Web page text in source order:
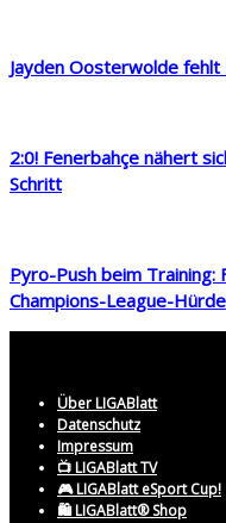
Jayden Oosterwolde fehlt
2:0! Fenerbahçe nähert
Schritt
Pyro-Push beim Training:
Champions-League-
Über LIGABlatt
Datenschutz
Impressum
📺 LIGABlatt TV
🎮 LIGABlatt eSport Cup!
🛍️ LIGABlatt® Shop